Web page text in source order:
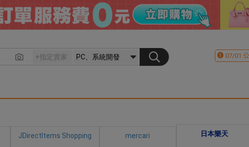
07/01
JDirectItems Shopping mercari 日本樂天